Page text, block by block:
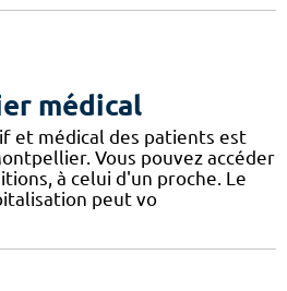
médical
et médical des patients est
Vous pouvez accéder
à celui d'un proche. Le
peut vo